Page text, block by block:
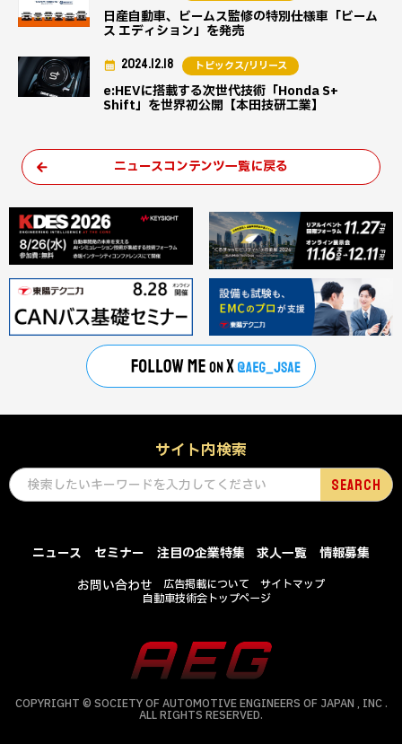
日産自動車、ビームス監修の特別仕様車「ビーム
ス エディション」を発売
e:HEVに搭載する次世代技術「Honda S+
Shift」を世界初公開【本田技研工業】
2024.12.18 トピックス/リリース
ニュースコンテンツ一覧に戻る
サイト内検索
ニュース セミナー 注目の企業特集 求人一覧
情報募集
お問い合わせ
広告掲載について
サイトマップ
自動車技術会トップページ
COPYRIGHT © SOCIETY OF AUTOMOTIVE ENGINEERS OF JAPAN , INC .
ALL RIGHTS RESERVED.